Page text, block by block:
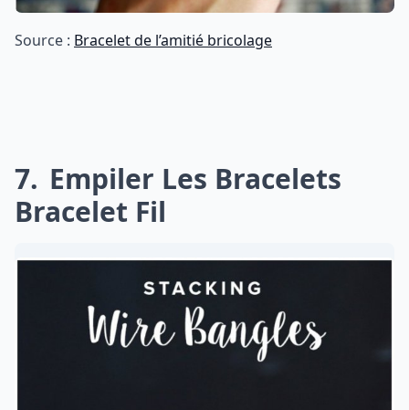
Source : Bracelet de l’amitié bricolage
7 Empiler Les Bracelets
Bracelet Fil